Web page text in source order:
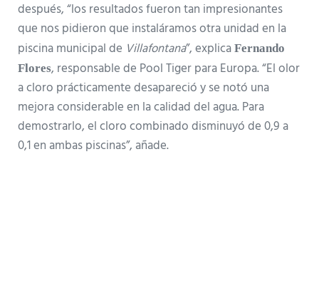
después, “los resultados fueron tan impresionantes
que nos pidieron que instaláramos otra unidad en la
piscina municipal de Villafontana”, explica Fernando
Flores, responsable de Pool Tiger para Europa. “El olor
a cloro prácticamente desapareció y se notó una
mejora considerable en la calidad del agua. Para
demostrarlo, el cloro combinado disminuyó de 0,9 a
0,1 en ambas piscinas”, añade.